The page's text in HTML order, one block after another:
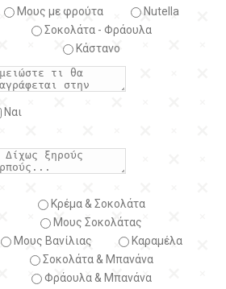
Μους με φρούτα
Nutella
Σοκολάτα - Φράουλα
Κάστανο
Ναι
Κρέμα & Σοκολάτα
Μους Σοκολάτας
Μους Βανίλιας
Καραμέλα
Σοκολάτα & Μπανάνα
Φράουλα & Μπανάνα